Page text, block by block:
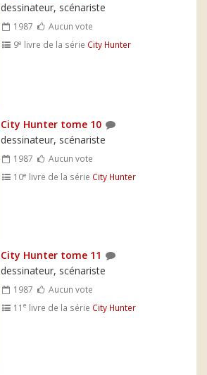
dessinateur, scénariste
1987
Aucun vote
9e livre de la série City Hunter
City Hunter tome 10
dessinateur, scénariste
1987
Aucun vote
10e livre de la série City Hunter
City Hunter tome 11
dessinateur, scénariste
1987
Aucun vote
11e livre de la série City Hunter